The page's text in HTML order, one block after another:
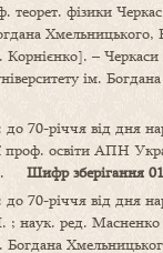
фізики
Хмельницького,
–
ім.
до 70-річчя від дня
проф. освіти АПН
Шифр зберігання
до 70-річчя від дня
; наук. ред.
Богдана